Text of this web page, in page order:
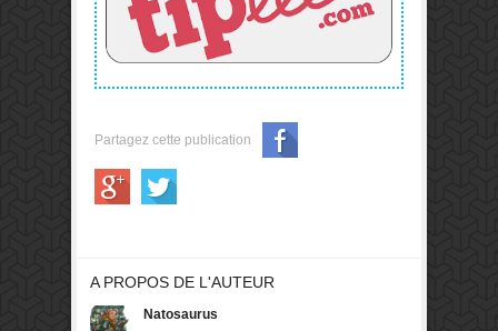
Partagez cette publication
A PROPOS DE L'AUTEUR
Natosaurus